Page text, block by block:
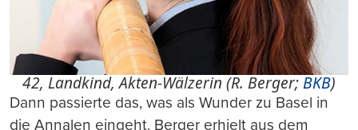
42, Landkind, Akten-Wälzerin (R. Berger;BKB)
Dann passierte das, was als Wunder zu Basel in
die Annalen eingeht. Berger erhielt aus dem